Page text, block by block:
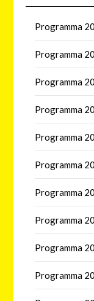
Programma
Programma
Programma
Programma
Programma
Programma
Programma
Programma
Programma
Programma